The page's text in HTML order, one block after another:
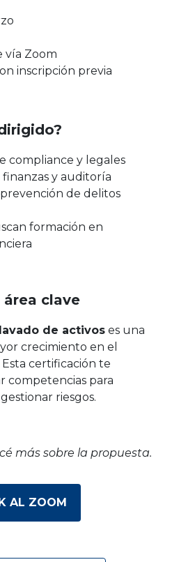
vía Zoom
inscripción previa
compliance y legales
finanzas y auditoría
de delitos
formación en
clave
de activos es una
crecimiento en el
certificación te
competencias para
riesgos.
más sobre la propuesta.
AL ZOOM